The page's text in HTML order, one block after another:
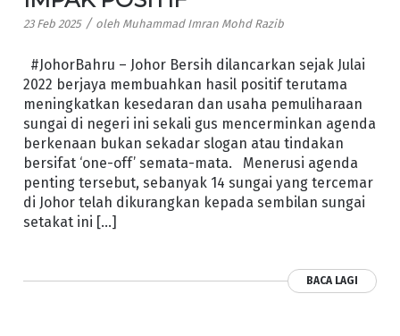
23 Feb 2025 / oleh Muhammad Imran Mohd Razib
#JohorBahru – Johor Bersih dilancarkan sejak Julai
2022 berjaya membuahkan hasil positif terutama
meningkatkan kesedaran dan usaha pemuliharaan
sungai di negeri ini sekali gus mencerminkan agenda
berkenaan bukan sekadar slogan atau tindakan
bersifat ‘one-off’ semata-mata. Menerusi agenda
penting tersebut, sebanyak 14 sungai yang tercemar
di Johor telah dikurangkan kepada sembilan sungai
setakat ini […]
BACA LAGI